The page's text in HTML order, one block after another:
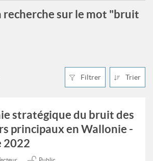
recherche sur le mot "bruit
Filtrer Trier
stratégique du bruit des
principaux en Wallonie -
2022